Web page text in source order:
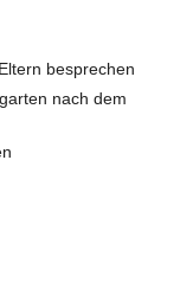
besprechen
nach dem